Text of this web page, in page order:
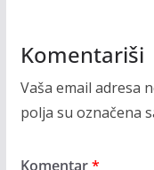
Komentariši
Vaša email adresa
polja su označena
Komentar*